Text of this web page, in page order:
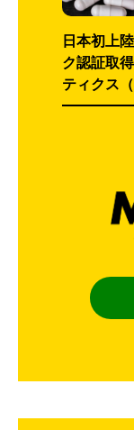
日本初上
ク認証取
ティクス